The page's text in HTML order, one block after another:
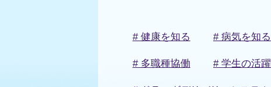
# 健康を知る # 病気を知る
# 多職種協働 # 学生の活躍